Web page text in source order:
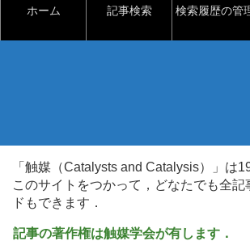
ホーム 記事検索 検索履歴の管
「触媒（Catalysts and Catalysis）」は
このサイトをつかって，どなたでも全
ドもできます．
記事の著作権は触媒学会が有します．